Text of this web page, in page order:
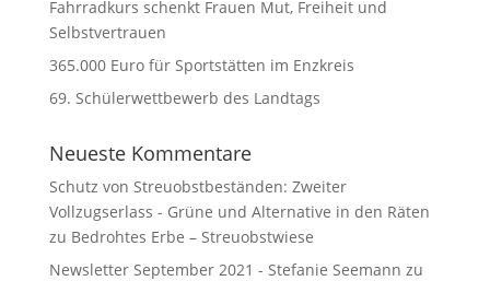
Fahrradkurs schenkt Frauen Mut, Freiheit und
Selbstvertrauen
365.000 Euro für Sportstätten im Enzkreis
69. Schülerwettbewerb des Landtags
Neueste Kommentare
Schutz von Streuobstbeständen: Zweiter
Vollzugserlass - Grüne und Alternative in den Räten
zu Bedrohtes Erbe – Streuobstwiese
Newsletter September 2021 - Stefanie Seemann zu